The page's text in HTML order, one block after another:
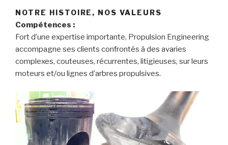
NOTRE HISTOIRE, NOS VALEURS
Compétences :
Fort d’une expertise importante, Propulsion Engineering
accompagne ses clients confrontés à des avaries
complexes, couteuses, récurrentes, litigieuses, sur leurs
moteurs et/ou lignes d’arbres propulsives.